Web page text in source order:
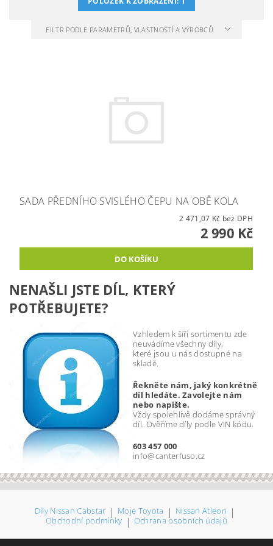
FILTR PODLE PARAMETRŮ, VLASTNOSTÍ A VÝROBCŮ
SADA PŘEDNÍHO SVISLÉHO ČEPU NA OBĚ KOLA
2 471,07 Kč bez DPH
2 990 Kč
NENAŠLI JSTE DÍL, KTERÝ
POTŘEBUJETE?
Vzhledem k šíři sortimentu zde
neuvádíme všechny díly,
které jsou u nás dostupné na
skladě.
Řekněte nám, jaký konkrétně
díl hledáte. Zavolejte nám
nebo napište.
Vždy spolehlivě dodáme správný
díl. Ověříme díly podle VIN kódu.
603 457 000
info@canterfuso.cz
Díly Nissan Cabstar | Moje Toyota | Nissan Atleon |
Obchodní podmínky | Ochrana osobních údajů